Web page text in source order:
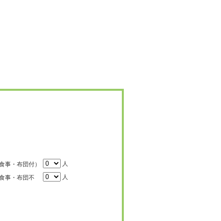
事・布団付）
人
事・布団不
人